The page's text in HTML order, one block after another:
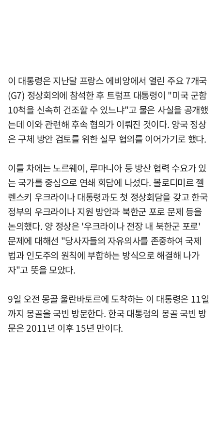
이 대통령은 지난달 프랑스 에비앙에서 열린 주요 7개국
(G7) 정상회의에 참석한 후 트럼프 대통령이 "미국 군함
10척을 신속히 건조할 수 있느냐"고 물은 사실을 공개했
는데 이와 관련해 후속 협의가 이뤄진 것이다. 양국 정상
은 구체 방안 검토를 위한 실무 협의를 이어가기로 했다.
이틀 차에는 노르웨이, 루마니아 등 방산 협력 수요가 있
는 국가를 중심으로 연쇄 회담에 나섰다. 볼로디미르 젤
렌스키 우크라이나 대통령과도 첫 정상회담을 갖고 한국
정부의 우크라이나 지원 방안과 북한군 포로 문제 등을
논의했다. 양 정상은 '우크라이나 전장 내 북한군 포로'
문제에 대해선 "당사자들의 자유의사를 존중하여 국제
법과 인도주의 원칙에 부합하는 방식으로 해결해 나가
자"고 뜻을 모았다.
9일 오전 몽골 울란바토르에 도착하는 이 대통령은 11일
까지 몽골을 국빈 방문한다. 한국 대통령의 몽골 국빈 방
문은 2011년 이후 15년 만이다.